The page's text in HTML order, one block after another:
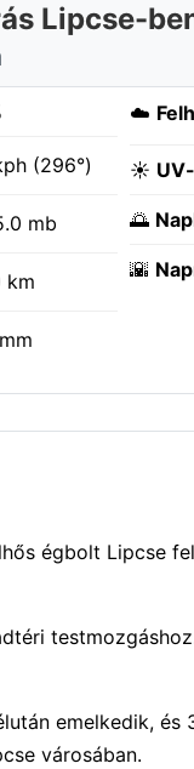
Lipcse-
(296°)
mb
km
☁️
☀️
🌅
🌇
égbolt Lipcse
emelkedik,
városában.